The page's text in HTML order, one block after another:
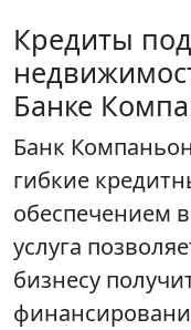
Кредиты
Банке
Банк
гибкие
обеспечением
услуга
бизнесу